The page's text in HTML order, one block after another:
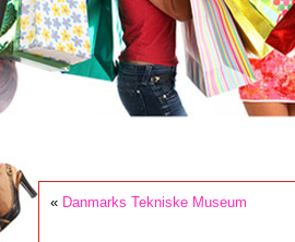
« Danmarks Tekniske Museum